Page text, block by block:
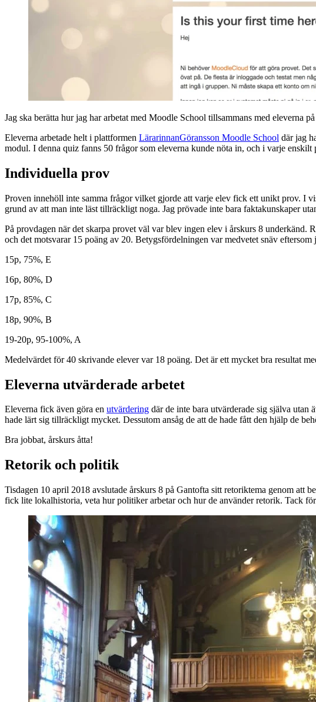
Jag ska berätta hur jag har arbetat med Moodle School tillsammans med eleverna
Eleverna arbetade helt i plattformen LärarinnanGöransson Moodle School där jag
modul. I denna quiz fanns 50 frågor som eleverna kunde nöta in, och i varje
Individuella prov
Proven innehöll inte samma frågor vilket gjorde att varje elev fick ett unikt prov. I
grund av att man inte läst tillräckligt noga. Jag prövade inte bara faktakunskaper
På provdagen när det skarpa provet väl var blev ingen elev i årskurs 8
och det motsvarar 15 poäng av 20. Betygsfördelningen var medvetet snäv
15p, 75%, E
16p, 80%, D
17p, 85%, C
18p, 90%, B
19-20p, 95-100%, A
Medelvärdet för 40 skrivande elever var 18 poäng. Det är ett mycket bra resultat
Eleverna utvärderade arbetet
Eleverna fick även göra en utvärdering där de inte bara utvärderade sig själva utan
hade lärt sig tillräckligt mycket. Dessutom ansåg de att de hade fått den hjälp de
Bra jobbat, årskurs åtta!
Retorik och politik
Tisdagen 10 april 2018 avslutade årskurs 8 på Gantofta sitt retoriktema genom
fick lite lokalhistoria, veta hur politiker arbetar och hur de använder retorik. Tack